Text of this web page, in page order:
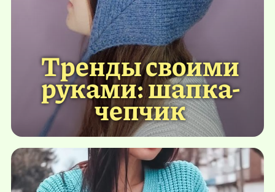
Тренды своими
руками: шапка-
чепчик